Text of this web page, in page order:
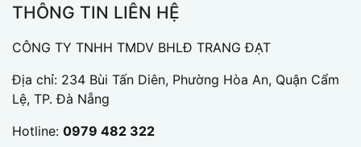
THÔNG TIN LIÊN HỆ
CÔNG TY TNHH TMDV BHLĐ TRANG ĐẠT
Địa chỉ: 234 Bùi Tấn Diên, Phường Hòa An, Quận Cẩm
Lệ, TP. Đà Nẵng
Hotline: 0979 482 322